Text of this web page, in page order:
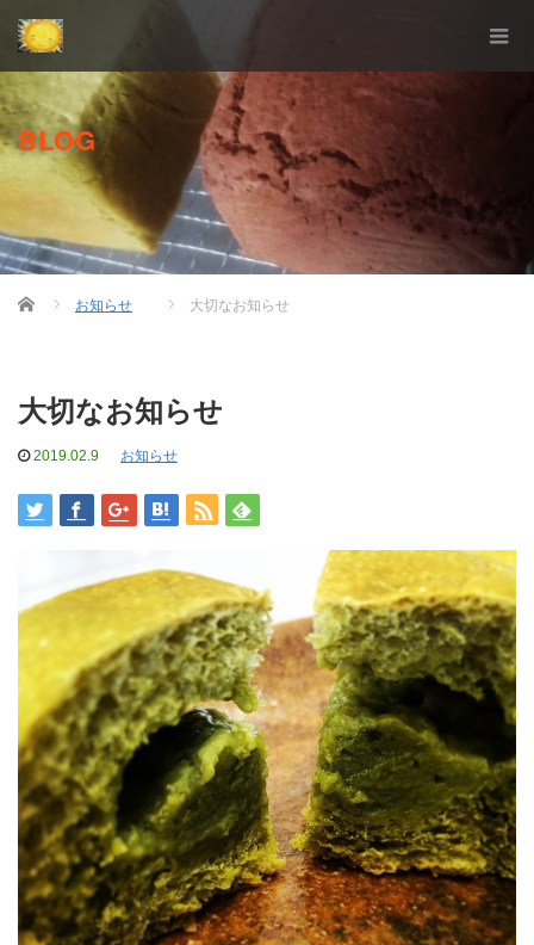
BLOG
Home お知らせ 大切なお知らせ
大切なお知らせ
2019.02.9 お知らせ